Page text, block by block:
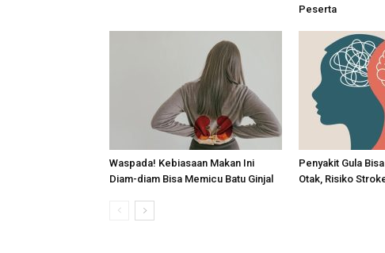
Peserta
Waspada! Kebiasaan Makan Ini
Diam-diam Bisa Memicu Batu Ginjal
Penyakit Gula
Otak, Risiko